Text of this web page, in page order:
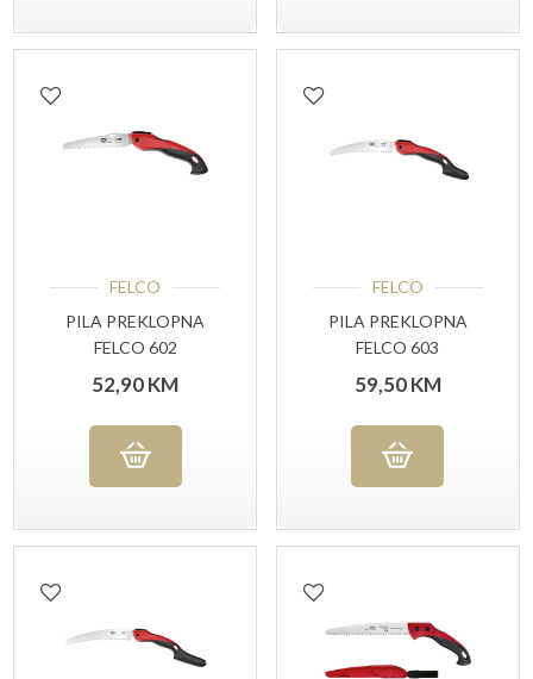
FELCO
PILA PREKLOPNA
FELCO 602
52,90KM
FELCO
PILA PREKLOPNA
FELCO 603
59,50KM